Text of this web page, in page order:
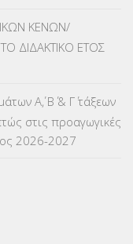
(319)
ΚΕΝΩΝ/
ΔΙΔΑΚΤΙΚΟ ΕΤΟΣ
Α΄, Β΄ & Γ΄ τάξεων
στις προαγωγικές
2026-2027